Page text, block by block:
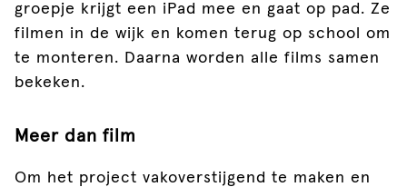
groepje krijgt een iPad mee en gaat op pad. Ze
filmen in de wijk en komen terug op school om
te monteren. Daarna worden alle films samen
bekeken.
Meer dan film
Om het project vakoverstijgend te maken en